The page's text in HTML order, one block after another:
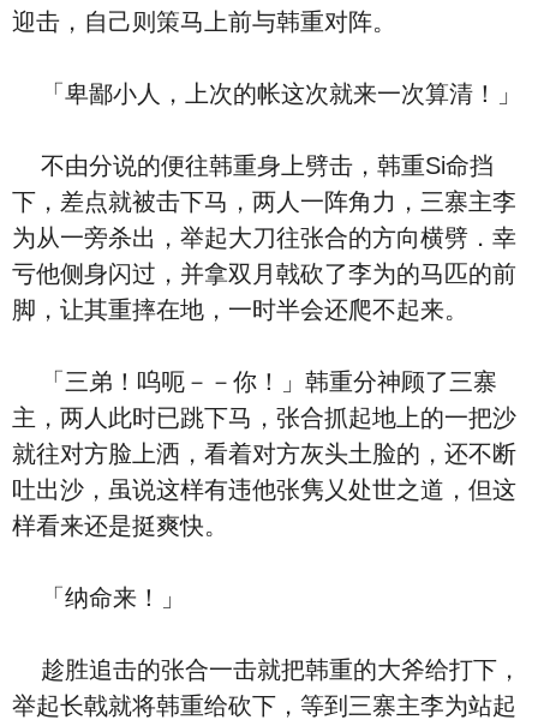
迎击，自己则策马上前与韩重对阵。
「卑鄙小人，上次的帐这次就来一次算清！」
不由分说的便往韩重身上劈击，韩重Si命挡
下，差点就被击下马，两人一阵角力，三寨主李
为从一旁杀出，举起大刀往张合的方向横劈．幸
亏他侧身闪过，并拿双月戟砍了李为的马匹的前
脚，让其重摔在地，一时半会还爬不起来。
「三弟！呜呃－－你！」韩重分神顾了三寨
主，两人此时已跳下马，张合抓起地上的一把沙
就往对方脸上洒，看着对方灰头土脸的，还不断
吐出沙，虽说这样有违他张隽乂处世之道，但这
样看来还是挺爽快。
「纳命来！」
趁胜追击的张合一击就把韩重的大斧给打下，
举起长戟就将韩重给砍下，等到三寨主李为站起